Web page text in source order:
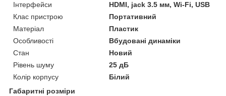
Інтерфейси
HDMI, jack 3.5 мм, Wi-Fi, USB
Клас пристрою
Портативний
Матеріал
Пластик
Особливості
Вбудовані динаміки
Стан
Новий
Рівень шуму
25 дБ
Колір корпусу
Білий
Габаритні розміри